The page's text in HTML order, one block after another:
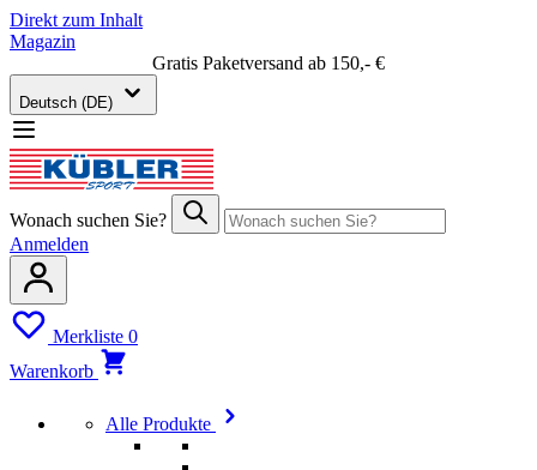
Direkt zum Inhalt
Magazin
Gratis Paketversand ab 150,- €
Deutsch (DE)
Wonach suchen Sie?
Anmelden
Merkliste 0
Warenkorb
Alle Produkte